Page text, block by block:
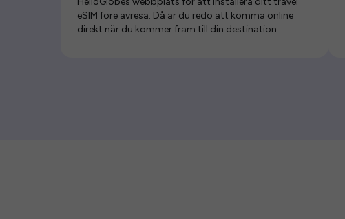
eSIM före avresa. Då är du redo att komma online
direkt när du kommer fram till din destination.